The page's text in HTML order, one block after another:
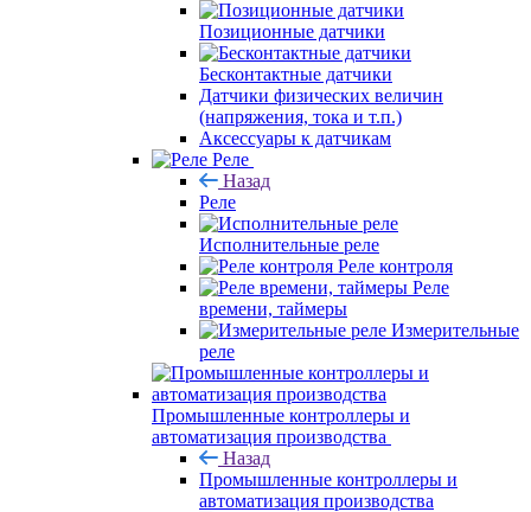
Позиционные датчики
Бесконтактные датчики
Датчики физических величин
(напряжения, тока и т.п.)
Аксессуары к датчикам
Реле
Назад
Реле
Исполнительные реле
Реле контроля
Реле
времени, таймеры
Измерительные
реле
Промышленные контроллеры и
автоматизация производства
Назад
Промышленные контроллеры и
автоматизация производства